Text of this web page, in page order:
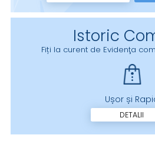
Istoric
Fiți la curent de Evidenţa
Ușor și
DETALII